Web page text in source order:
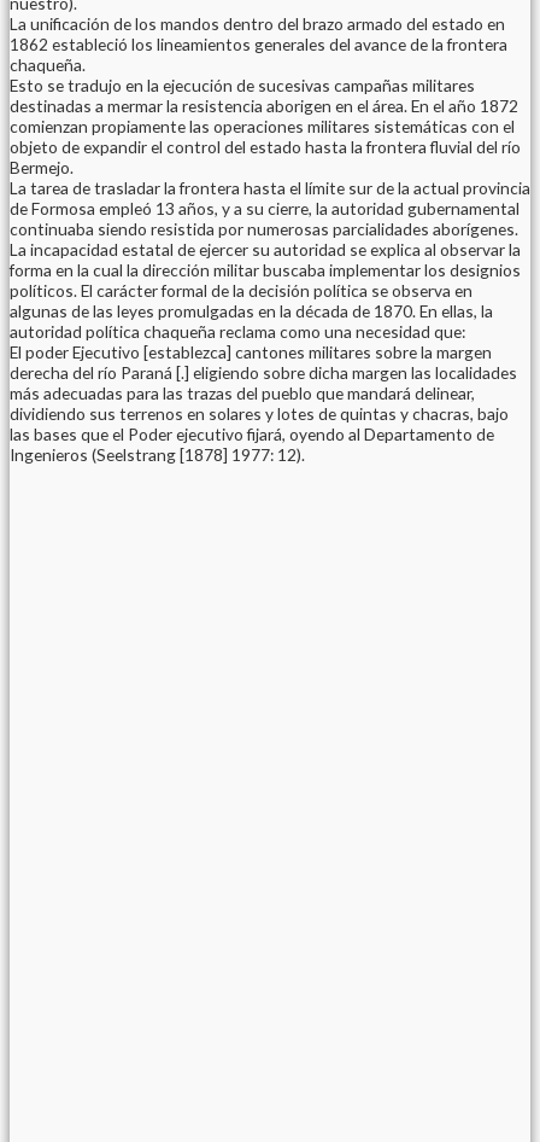
La unificación de los mandos dentro del brazo armado del estado en
1862 estableció los lineamientos generales del avance de la frontera
chaqueña.
Esto se tradujo en la ejecución de sucesivas campañas militares
destinadas a mermar la resistencia aborigen en el área. En el año 1872
comienzan propiamente las operaciones militares sistemáticas con el
objeto de expandir el control del estado hasta la frontera fluvial del río
Bermejo.
La tarea de trasladar la frontera hasta el límite sur de la actual provincia
de Formosa empleó 13 años, y a su cierre, la autoridad gubernamental
continuaba siendo resistida por numerosas parcialidades aborígenes.
La incapacidad estatal de ejercer su autoridad se explica al observar la
forma en la cual la dirección militar buscaba implementar los designios
políticos. El carácter formal de la decisión política se observa en
algunas de las leyes promulgadas en la década de 1870. En ellas, la
autoridad política chaqueña reclama como una necesidad que:
El poder Ejecutivo [establezca] cantones militares sobre la margen
derecha del río Paraná [.] eligiendo sobre dicha margen las localidades
más adecuadas para las trazas del pueblo que mandará delinear,
dividiendo sus terrenos en solares y lotes de quintas y chacras, bajo
las bases que el Poder ejecutivo fijará, oyendo al Departamento de
Ingenieros (Seelstrang [1878] 1977: 12).